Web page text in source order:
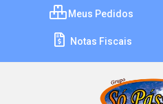
Meus Pedidos
Notas Fiscais